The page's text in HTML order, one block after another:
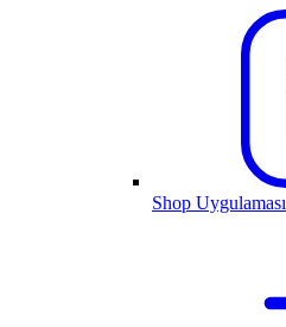
Shop Uygulaması